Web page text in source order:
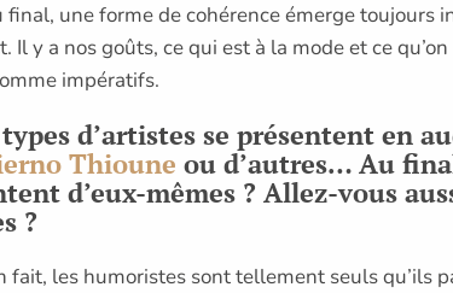
final, une forme de cohérence émerge toujours
Il y a nos goûts, ce qui est à la mode et ce
impératifs.
d’artistes se présentent en
Thioune ou d’autres… Au
d’eux-mêmes ? Allez-vous
?
fait, les humoristes sont tellement seuls qu’ils